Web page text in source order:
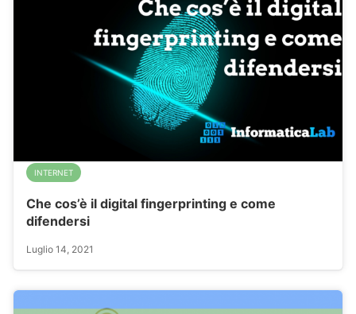
INTERNET
Che cos’è il digital fingerprinting e come
difendersi
Luglio 14, 2021